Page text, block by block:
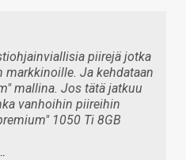
piirejä jotka
markkinoille. Ja kehdataan
mallina. Jos tätä jatkuu
vanhoihin piireihin
1050 Ti 8GB